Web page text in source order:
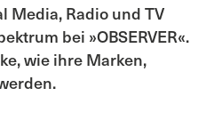
Media, Radio und TV
bei »OBSERVER«.
wie ihre Marken,